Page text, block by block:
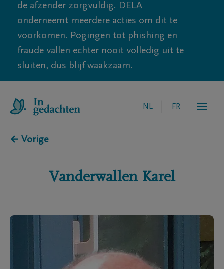
de afzender zorgvuldig. DELA
onderneemt meerdere acties om dit te
voorkomen. Pogingen tot phishing en
fraude vallen echter nooit volledig uit te
sluiten, dus blijf waakzaam.
NL FR
← Vorige
Vanderwallen Karel